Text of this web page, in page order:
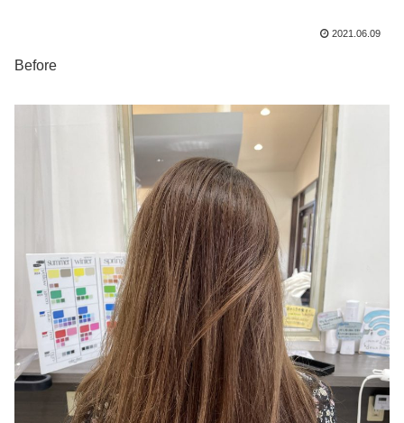
2021.06.09
Before